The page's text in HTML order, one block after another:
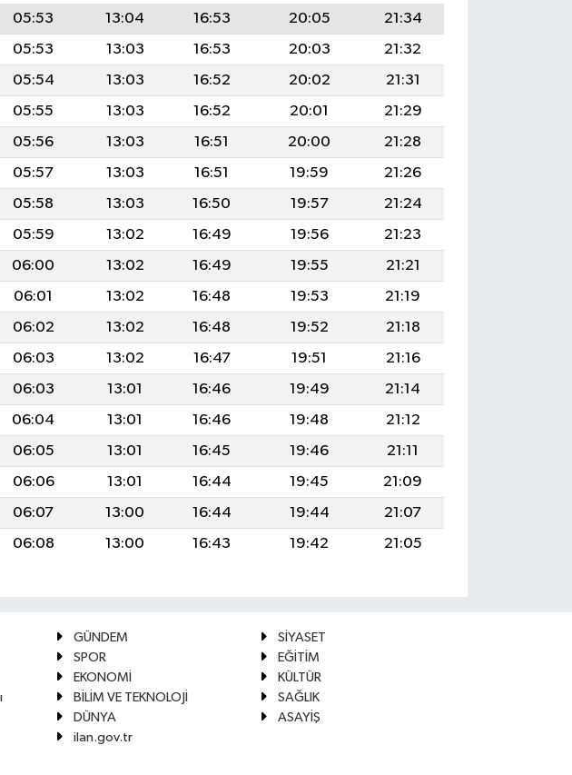
05:53 13:04 16:53 20:05
21:34
05:53 13:03 16:53 20:03
21:32
05:54 13:03 16:52 20:02
21:31
05:55 13:03 16:52 20:01
21:29
05:56 13:03 16:51 20:00
21:28
05:57 13:03 16:51 19:59
21:26
05:58 13:03 16:50 19:57
21:24
05:59 13:02 16:49 19:56
21:23
06:00 13:02 16:49 19:55
21:21
06:01 13:02 16:48 19:53
21:19
06:02 13:02 16:48 19:52
21:18
06:03 13:02 16:47 19:51
21:16
06:03 13:01 16:46 19:49
21:14
06:04 13:01 16:46 19:48
21:12
06:05 13:01 16:45 19:46
21:11
06:06 13:01 16:44 19:45
21:09
06:07 13:00 16:44 19:44
21:07
06:08 13:00 16:43 19:42 21:05
GÜNDEM
SİYASET
SPOR
EĞİTİM
EKONOMİ
KÜLTÜR
BİLİM VE TEKNOLOJİ
SAĞLIK
DÜNYA
ASAYİŞ
ilan.gov.tr